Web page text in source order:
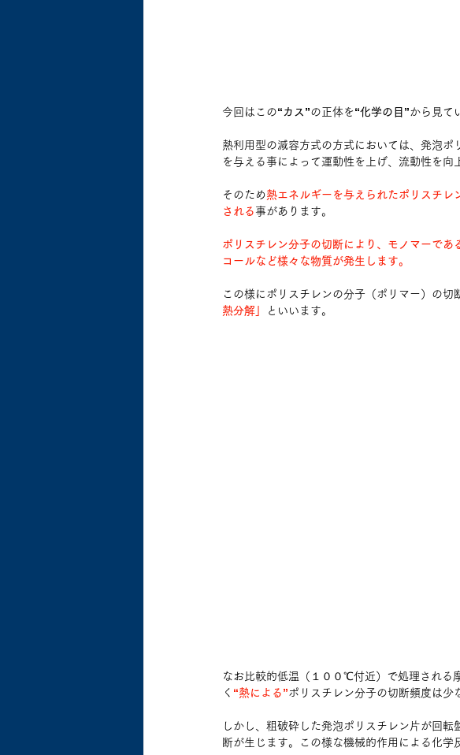
今回はこの“カス”の正体を“化学の目”から見て
熱利用型の減容方式の方式においては、発泡
を与える事によって運動性を上げ、流動性を向
そのため熱エネルギーを与えられたポリスチ
される 事があります。
ポリスチレン分子の切断により、モノマーで
コールなど様々な物質が発生します。
この様にポリスチレンの分子（ポリマー）の
熱分解」
といいます。
なお比較的低温（１００℃付近）で処理される
く “熱による”ポリスチレン分子の切断頻度は少
しかし、粗破砕した発泡ポリスチレン片が回転
断が生じます。この様な機械的作用による化学